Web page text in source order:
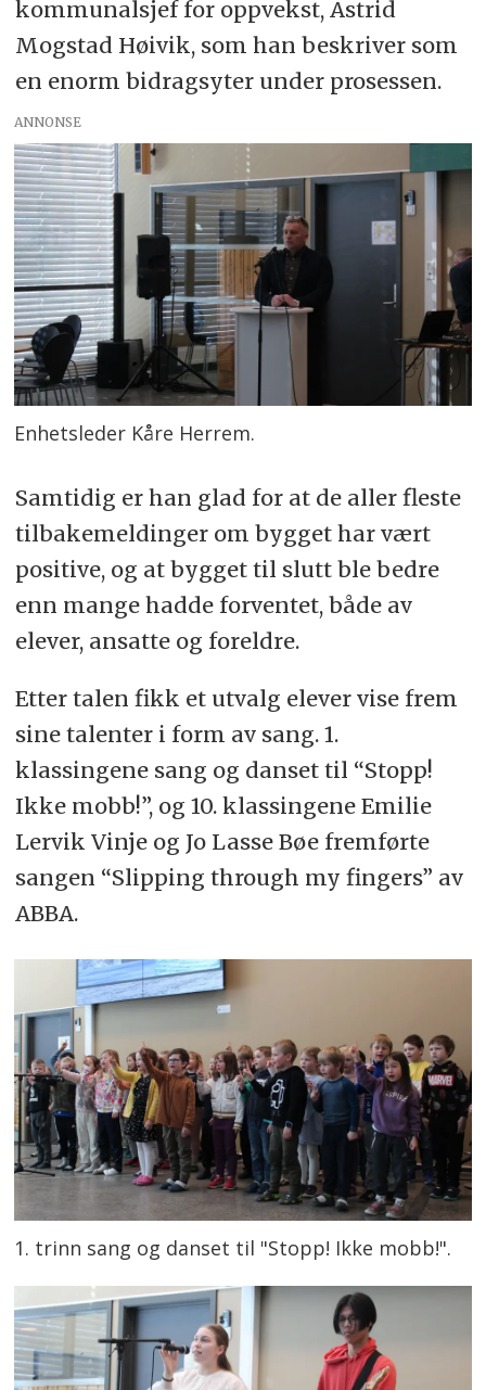
kommunalsjef for oppvekst, Astrid
Mogstad Høivik, som han beskriver som
en enorm bidragsyter under prosessen.
ANNONSE
Enhetsleder Kåre Herrem.
Samtidig er han glad for at de aller fleste
tilbakemeldinger om bygget har vært
positive, og at bygget til slutt ble bedre
enn mange hadde forventet, både av
elever, ansatte og foreldre.
Etter talen fikk et utvalg elever vise frem
sine talenter i form av sang. 1.
klassingene sang og danset til “Stopp!
Ikke mobb!”, og 10. klassingene Emilie
Lervik Vinje og Jo Lasse Bøe fremførte
sangen “Slipping through my fingers” av
ABBA.
1. trinn sang og danset til "Stopp! Ikke mobb!".